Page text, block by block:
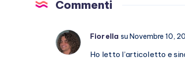
scoperto
Commenti
Fiorella su Novembre 10,
Ho letto l’articoletto e